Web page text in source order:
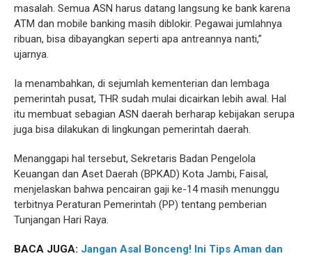
masalah. Semua ASN harus datang langsung ke bank karena
ATM dan mobile banking masih diblokir. Pegawai jumlahnya
ribuan, bisa dibayangkan seperti apa antreannya nanti,”
ujarnya.
Ia menambahkan, di sejumlah kementerian dan lembaga
pemerintah pusat, THR sudah mulai dicairkan lebih awal. Hal
itu membuat sebagian ASN daerah berharap kebijakan serupa
juga bisa dilakukan di lingkungan pemerintah daerah.
Menanggapi hal tersebut, Sekretaris Badan Pengelola
Keuangan dan Aset Daerah (BPKAD) Kota Jambi, Faisal,
menjelaskan bahwa pencairan gaji ke-14 masih menunggu
terbitnya Peraturan Pemerintah (PP) tentang pemberian
Tunjangan Hari Raya.
BACA JUGA: Jangan Asal Bonceng! Ini Tips Aman dan